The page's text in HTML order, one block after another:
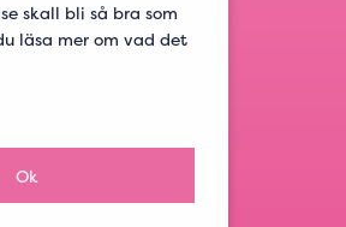
skall bli så bra som
läsa mer om vad det
Ok